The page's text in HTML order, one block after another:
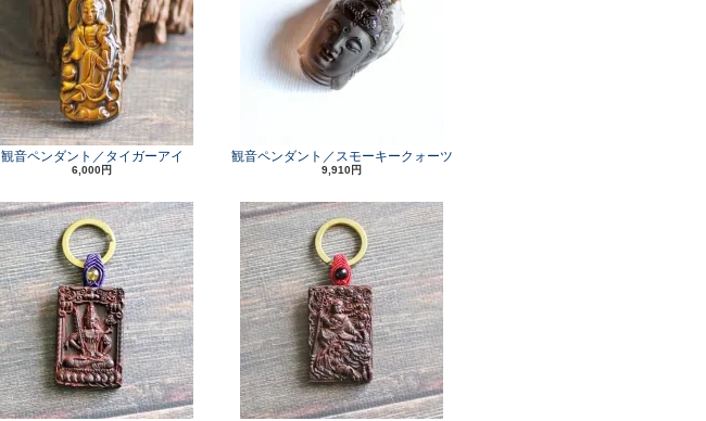
観音ペンダント／タイガーアイ
6,000円
観音ペンダント／スモーキークォーツ
9,910円